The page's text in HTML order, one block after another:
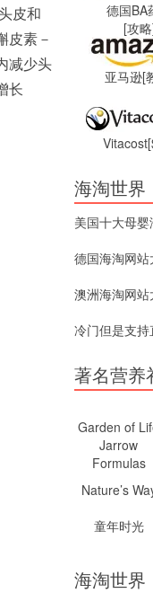
皮和
皮素－
减少头
长
德国BA
[攻
亚马逊[
Vitacost
海淘世界
美国十大母
德国海淘网站
澳洲海淘网站
冷门但是支
著名营养
Garden of
Jarrow
Formulas
Nature’s
童年时光
海淘世界